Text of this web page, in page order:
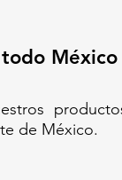
todo México
de México.